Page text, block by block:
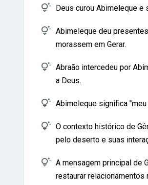
 Deus curou Abimeleque e
 Abimeleque deu
morassem em Gerar.
 Abraão intercedeu por
a Deus.
 Abimeleque significa "meu
 O contexto histórico de
pelo deserto e suas
 A mensagem principal de
restaurar